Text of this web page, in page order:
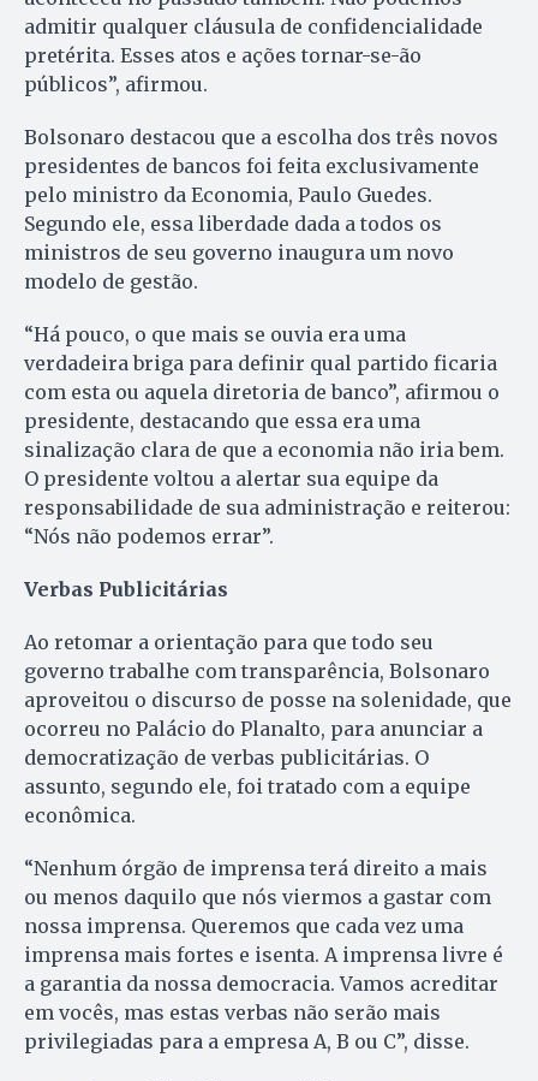
admitir qualquer cláusula de confidencialidade
pretérita. Esses atos e ações tornar-se-ão
públicos”, afirmou.
Bolsonaro destacou que a escolha dos três novos
presidentes de bancos foi feita exclusivamente
pelo ministro da Economia, Paulo Guedes.
Segundo ele, essa liberdade dada a todos os
ministros de seu governo inaugura um novo
modelo de gestão.
“Há pouco, o que mais se ouvia era uma
verdadeira briga para definir qual partido ficaria
com esta ou aquela diretoria de banco”, afirmou o
presidente, destacando que essa era uma
sinalização clara de que a economia não iria bem.
O presidente voltou a alertar sua equipe da
responsabilidade de sua administração e reiterou:
“Nós não podemos errar”.
Verbas Publicitárias
Ao retomar a orientação para que todo seu
governo trabalhe com transparência, Bolsonaro
aproveitou o discurso de posse na solenidade, que
ocorreu no Palácio do Planalto, para anunciar a
democratização de verbas publicitárias. O
assunto, segundo ele, foi tratado com a equipe
econômica.
“Nenhum órgão de imprensa terá direito a mais
ou menos daquilo que nós viermos a gastar com
nossa imprensa. Queremos que cada vez uma
imprensa mais fortes e isenta. A imprensa livre é
a garantia da nossa democracia. Vamos acreditar
em vocês, mas estas verbas não serão mais
privilegiadas para a empresa A, B ou C”, disse.